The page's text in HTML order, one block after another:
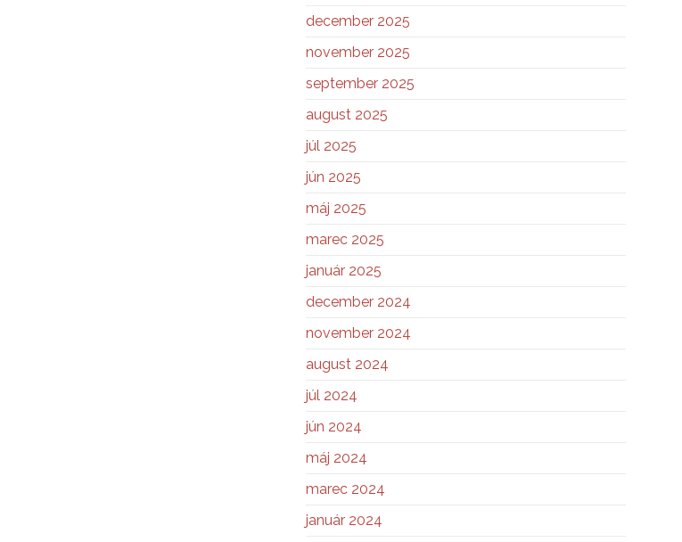
december 2025
november 2025
september 2025
august 2025
júl 2025
jún 2025
máj 2025
marec 2025
január 2025
december 2024
november 2024
august 2024
júl 2024
jún 2024
máj 2024
marec 2024
január 2024